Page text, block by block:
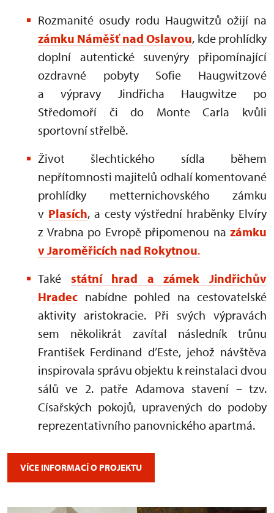
Rozmanité osudy rodu Haugwitzů ožijí na
zámku Náměšť nad Oslavou, kde prohlídky
doplní autentické suvenýry připomínající
ozdravné pobyty Sofie Haugwitzové
a výpravy Jindřicha Haugwitze po
Středomoří či do Monte Carla kvůli
sportovní střelbě.
Život šlechtického sídla během
nepřítomnosti majitelů odhalí komentované
prohlídky metternichovského zámku
v Plasích, a cesty výstřední hraběnky Elvíry
z Vrabna po Evropě připomenou na zámku
v Jaroměřicích nad Rokytnou.
Také státní hrad a zámek Jindřichův
Hradec nabídne pohled na cestovatelské
aktivity aristokracie. Při svých výpravách
sem několikrát zavítal následník trůnu
František Ferdinand d’Este, jehož návštěva
inspirovala správu objektu k reinstalaci dvou
sálů ve 2. patře Adamova stavení – tzv.
Císařských pokojů, upravených do podoby
reprezentativního panovnického apartmá.
VÍCE INFORMACÍ O PROJEKTU